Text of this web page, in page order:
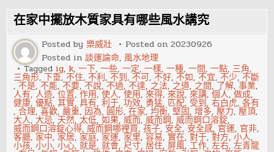
十
神
組
合
在家中擺放木質家具有哪些風水講究
Posted by樂威壯 Posted on20230926
Posted in談運論命, 風水地理
Tagged ig, k,一下,一些,一定,一樣,一種,一間,一點, 三角,
三角形,下垂,不住,不利,不到,不可,不好,不如,不宜,不少,不斷
,不是,不能,不要,不說,不過,不達, 之法, 之道, 之間, 了解,事業,
人有,人造,位置,作用,使人,使用,來得,來說,來講,個人,做成,
健康,優點,其實,具有,利于,功效, 勇猛,匹配, 受到,右白虎,各有
,合理,喜歡,嚴重, 因為, 圓形,在家,均衡,堅固,增多,壓力,壓頂,
大人,大忌, 天然,太低,如果,威而,威而鋼,威而鋼口溶錠,
威而鋼口溶錠心得,威而鋼哪裡買,孩子, 安全, 安全感, 官運, 官非,
客廳, 家中, 家居, 家庭, 家運, 家里,容易,實在,對于,對方,小人,
小孩,小小,小心,就是,就會, 尺寸,居住,屏風,工作,左右,左青龍